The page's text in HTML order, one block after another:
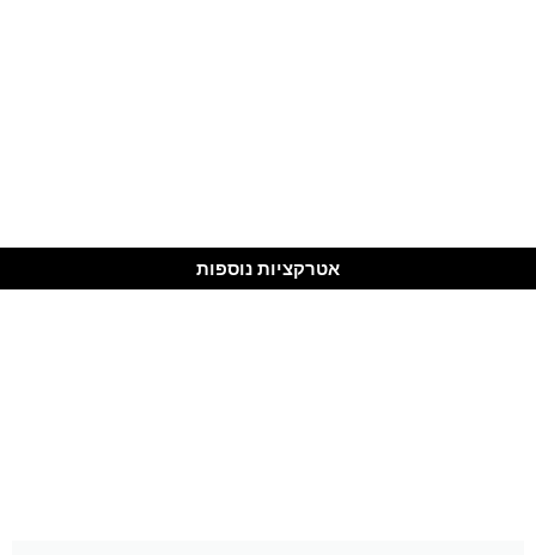
אטרקציות נוספות